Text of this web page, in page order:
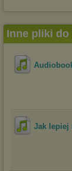
Inne pliki
Jak lepiej